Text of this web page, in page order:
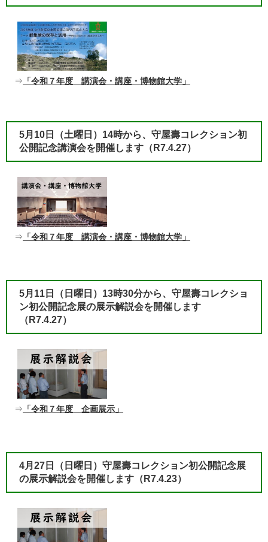
⇒ 「令和７年度 講演会・講座・博物館大学」
​5月10日（土曜日）14時から、守屋壽コレクション初
公開記念講演会を開催します（R7.4.27）
⇒ 「令和７年度 講演会・講座・博物館大学」
5月11日（日曜日）13時30分から、守屋壽コレクショ
ン初公開記念展の展示解説会を開催します
（R7.4.27）
⇒ 「令和７年度 企画展示」
4月27日（日曜日）守屋壽コレクション初公開記念展
の展示解説会を開催します（R7.4.23）